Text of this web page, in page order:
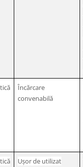
Încărcare
convenabilă
Ușor de utilizat